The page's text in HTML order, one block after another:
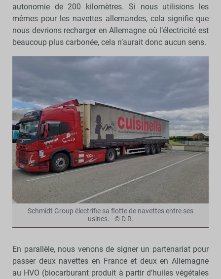
autonomie de 200 kilomètres. Si nous utilisions les
mêmes pour les navettes allemandes, cela signifie que
nous devrions recharger en Allemagne où l’électricité est
beaucoup plus carbonée, cela n’aurait donc aucun sens.
Schmidt Group électrifie sa flotte de navettes entre ses
usines. - © D.R.
En parallèle, nous venons de signer un partenariat pour
passer deux navettes en France et deux en Allemagne
au HVO (biocarburant produit à partir d’huiles végétales